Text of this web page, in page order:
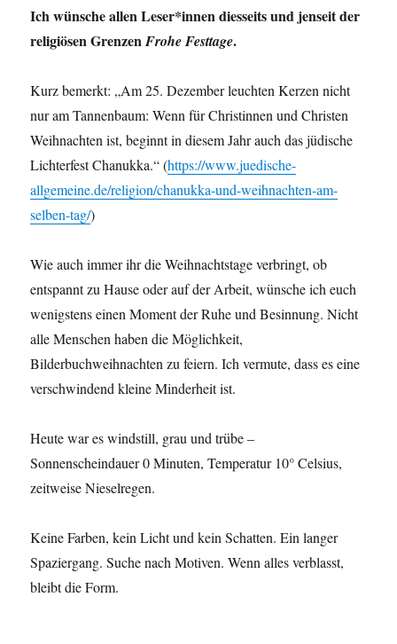
Ich wünsche allen Leser*innen diesseits und jenseit der
religiösen GrenzenFrohe Festtage.
Kurz bemerkt: „Am 25. Dezember leuchten Kerzen nicht
nur am Tannenbaum: Wenn für Christinnen und Christen
Weihnachten ist, beginnt in diesem Jahr auch das jüdische
Lichterfest Chanukka.“ (https://www.juedische-
allgemeine.de/religion/chanukka-und-weihnachten-am-
selben-tag/)
Wie auch immer ihr die Weihnachtstage verbringt, ob
entspannt zu Hause oder auf der Arbeit, wünsche ich euch
wenigstens einen Moment der Ruhe und Besinnung. Nicht
alle Menschen haben die Möglichkeit,
Bilderbuchweihnachten zu feiern. Ich vermute, dass es eine
verschwindend kleine Minderheit ist.
Heute war es windstill, grau und trübe –
Sonnenscheindauer 0 Minuten, Temperatur 10° Celsius,
zeitweise Nieselregen.
Keine Farben, kein Licht und kein Schatten. Ein langer
Spaziergang. Suche nach Motiven. Wenn alles verblasst,
bleibt die Form.